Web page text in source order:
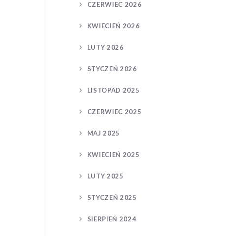
CZERWIEC 2026
KWIECIEŃ 2026
LUTY 2026
STYCZEŃ 2026
LISTOPAD 2025
CZERWIEC 2025
MAJ 2025
KWIECIEŃ 2025
LUTY 2025
STYCZEŃ 2025
SIERPIEŃ 2024